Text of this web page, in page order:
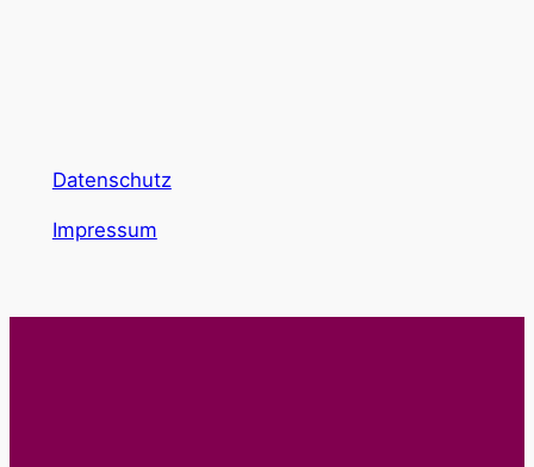
Datenschutz
Impressum